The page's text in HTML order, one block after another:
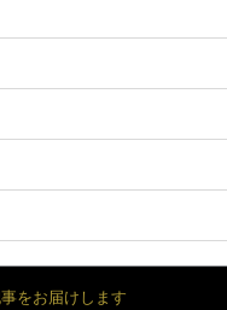
をお届けします